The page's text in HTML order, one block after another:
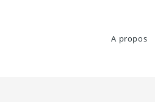
A propos